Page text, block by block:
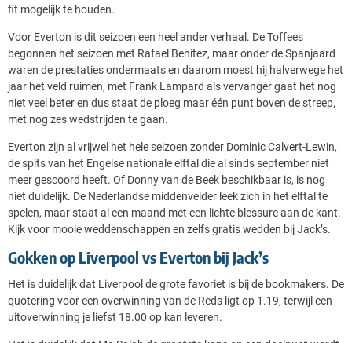
fit mogelijk te houden.
Voor Everton is dit seizoen een heel ander verhaal. De Toffees
begonnen het seizoen met Rafael Benitez, maar onder de Spanjaard
waren de prestaties ondermaats en daarom moest hij halverwege het
jaar het veld ruimen, met Frank Lampard als vervanger gaat het nog
niet veel beter en dus staat de ploeg maar één punt boven de streep,
met nog zes wedstrijden te gaan.
Everton zijn al vrijwel het hele seizoen zonder Dominic Calvert-Lewin,
de spits van het Engelse nationale elftal die al sinds september niet
meer gescoord heeft. Of Donny van de Beek beschikbaar is, is nog
niet duidelijk. De Nederlandse middenvelder leek zich in het elftal te
spelen, maar staat al een maand met een lichte blessure aan de kant.
Kijk voor mooie weddenschappen en zelfs gratis wedden bij Jack’s.
Gokken op Liverpool vs Everton bij Jack’s
Het is duidelijk dat Liverpool de grote favoriet is bij de bookmakers. De
quotering voor een overwinning van de Reds ligt op 1.19, terwijl een
uitoverwinning je liefst 18.00 op kan leveren.